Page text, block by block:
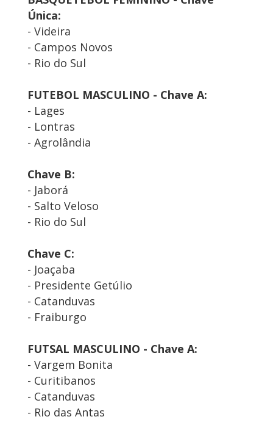
Única:
- Videira
- Campos Novos
- Rio do Sul
FUTEBOL MASCULINO - Chave A:
- Lages
- Lontras
- Agrolândia
Chave B:
- Jaborá
- Salto Veloso
- Rio do Sul
Chave C:
- Joaçaba
- Presidente Getúlio
- Catanduvas
- Fraiburgo
FUTSAL MASCULINO - Chave A:
- Vargem Bonita
- Curitibanos
- Catanduvas
- Rio das Antas